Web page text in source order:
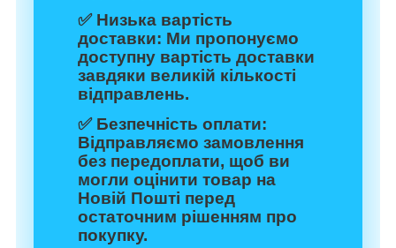
✅ Низька вартість
доставки: Ми пропонуємо
доступну вартість доставки
завдяки великій кількості
відправлень.
✅ Безпечність оплати:
Відправляємо замовлення
без передоплати, щоб ви
могли оцінити товар на
Новій Пошті перед
остаточним рішенням про
покупку.